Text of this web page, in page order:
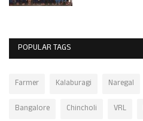
POPULAR TAGS
Farmer Kalaburagi Naregal
Bangalore
Chincholi VRL